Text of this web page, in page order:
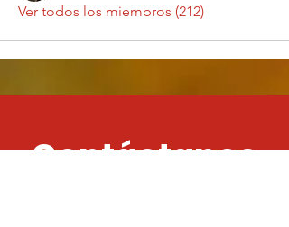
Ver todos los miembros (212)
Contáctanos